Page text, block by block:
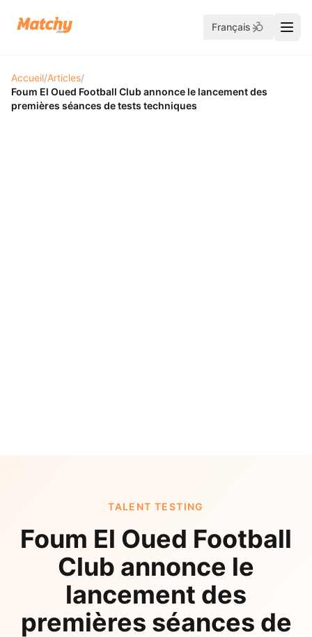
Français
Accueil/Articles/
Foum El Oued Football Club annonce le lancement des
premières séances de tests techniques
TALENT TESTING
Foum El Oued Football
Club annonce le
lancement des
premières séances de